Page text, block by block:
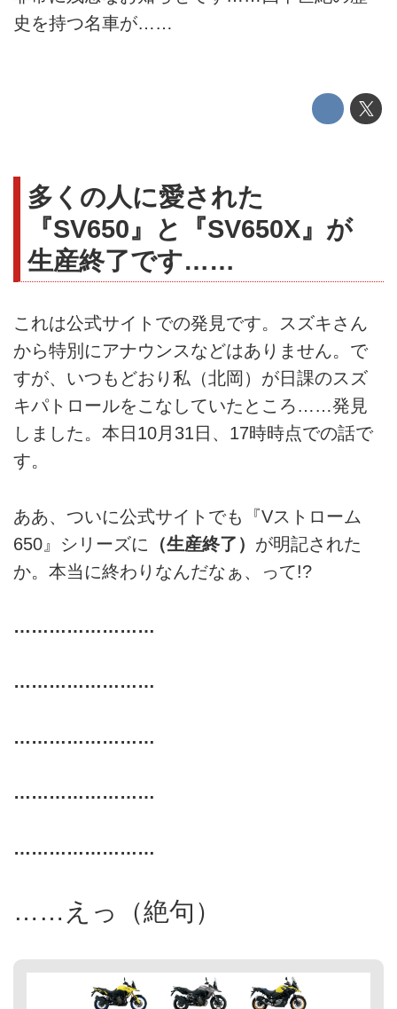
史を持つ名車が……
多くの人に愛された
『SV650』と『SV650X』が
生産終了です……
これは公式サイトでの発見です。スズキさん
から特別にアナウンスなどはありません。で
すが、いつもどおり私（北岡）が日課のスズ
キパトロールをこなしていたところ……発見
しました。本日10月31日、17時時点での話で
す。
ああ、ついに公式サイトでも『Vストローム
650』シリーズに （生産終了） が明記された
か。本当に終わりなんだなぁ、って!?
……………………
……………………
……………………
……………………
……………………
……えっ（絶句）